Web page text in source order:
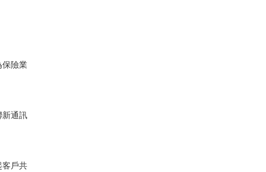
保險業
新通訊
客戶共